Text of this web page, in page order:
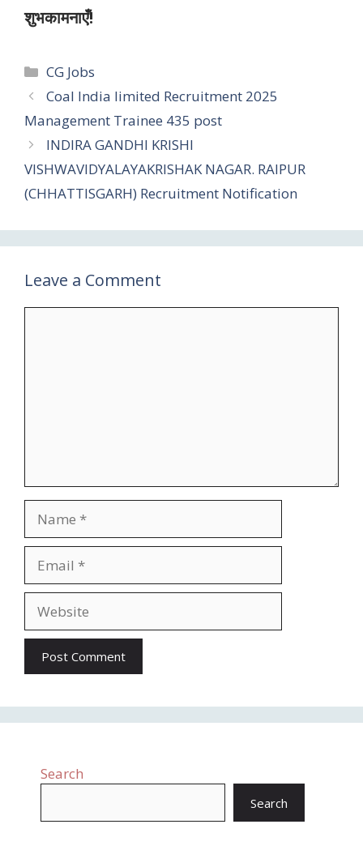
शुभकामनाएँ!
CG Jobs
Coal India limited Recruitment 2025
Management Trainee 435 post
INDIRA GANDHI KRISHI
VISHWAVIDYALAYAKRISHAK NAGAR. RAIPUR
(CHHATTISGARH) Recruitment Notification
Leave a Comment
Search
Search